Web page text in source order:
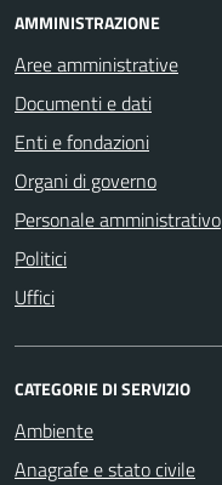
AMMINISTRAZIONE
Aree amministrative
Documenti e dati
Enti e fondazioni
Organi di governo
Personale amministrativo
Politici
Uffici
CATEGORIE DI SERVIZIO
Ambiente
Anagrafe e stato civile